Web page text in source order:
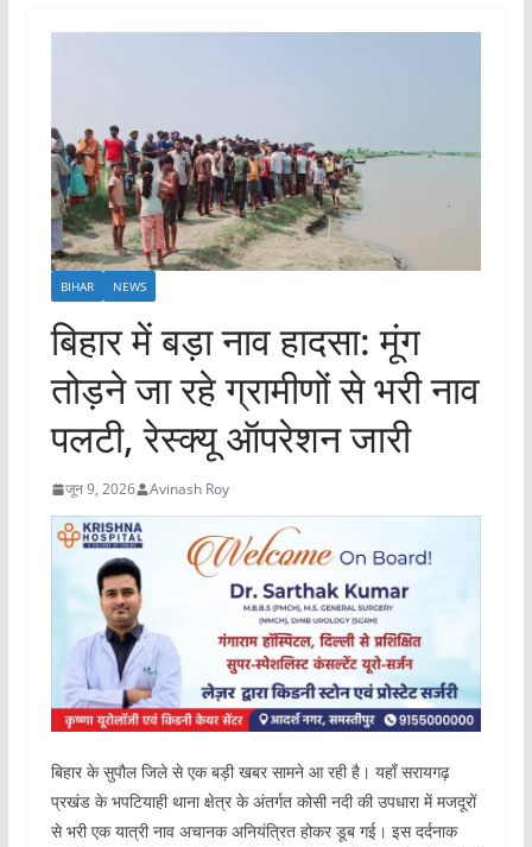
BIHAR NEWS
बिहार में बड़ा नाव हादसा: मूंग
तोड़ने जा रहे ग्रामीणों से भरी नाव
पलटी, रेस्क्यू ऑपरेशन जारी
जून 9, 2026 Avinash Roy
बिहार के सुपौल जिले से एक बड़ी खबर सामने आ रही है। यहाँ सरायगढ़
प्रखंड के भपटियाही थाना क्षेत्र के अंतर्गत कोसी नदी की उपधारा में मजदूरों
से भरी एक यात्री नाव अचानक अनियंत्रित होकर डूब गई। इस दर्दनाक